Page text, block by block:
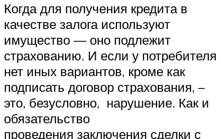
Когда для получения кредита в
качестве залога используют
имущество — оно подлежит
страхованию. И если у потребителя
нет иных вариантов, кроме как
подписать договор страхования, –
это, безусловно, нарушение. Как и
обязательство
проведения заключения сделки с